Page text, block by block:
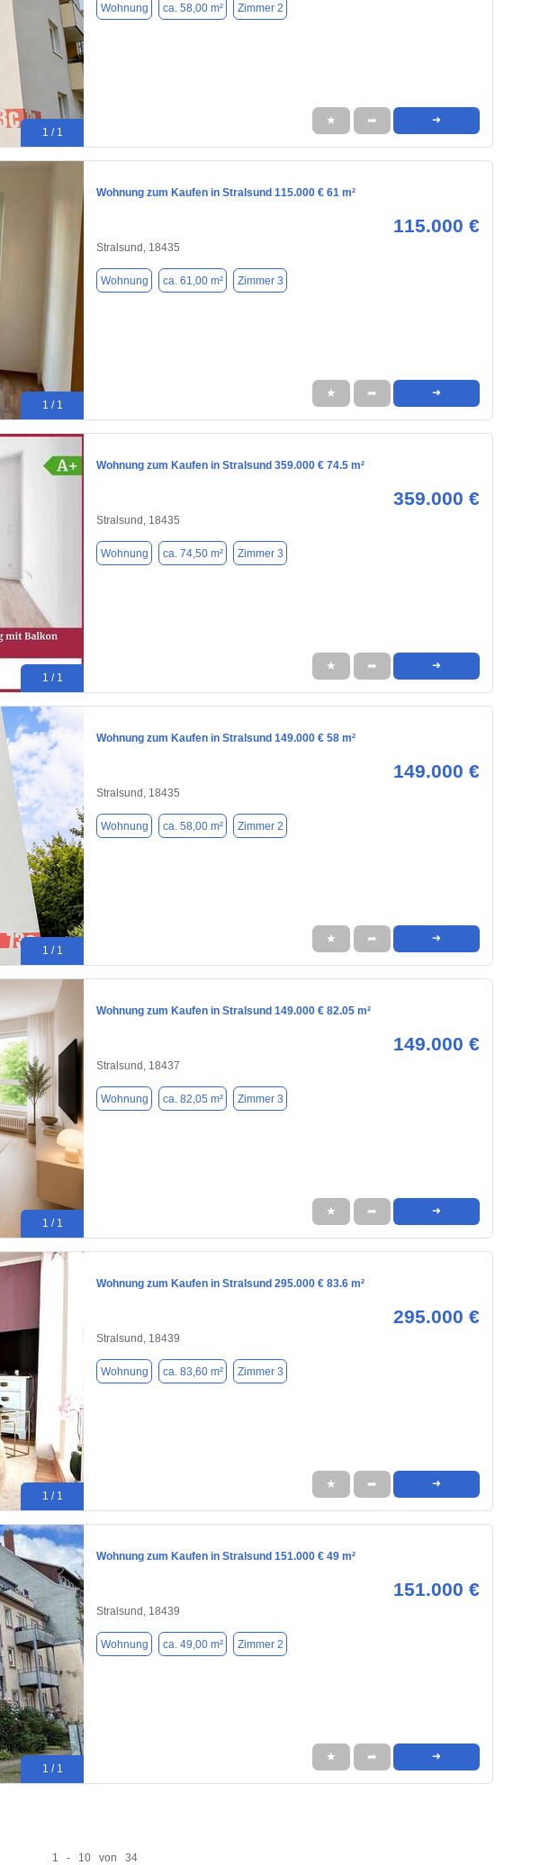
1 / 1
Wohnung ca. 58,00 m² Zimmer 2
★ ➦ ➜
1 / 1
Wohnung zum Kaufen in Stralsund 115.000 € 61 m²
115.000 €
Stralsund, 18435
Wohnung ca. 61,00 m² Zimmer 3
★ ➦ ➜
1 / 1
Wohnung zum Kaufen in Stralsund 359.000 € 74.5 m²
359.000 €
Stralsund, 18435
Wohnung ca. 74,50 m² Zimmer 3
★ ➦ ➜
1 / 1
Wohnung zum Kaufen in Stralsund 149.000 € 58 m²
149.000 €
Stralsund, 18435
Wohnung ca. 58,00 m² Zimmer 2
★ ➦ ➜
1 / 1
Wohnung zum Kaufen in Stralsund 149.000 € 82.05 m²
149.000 €
Stralsund, 18437
Wohnung ca. 82,05 m² Zimmer 3
★ ➦ ➜
1 / 1
Wohnung zum Kaufen in Stralsund 295.000 € 83.6 m²
295.000 €
Stralsund, 18439
Wohnung ca. 83,60 m² Zimmer 3
★ ➦ ➜
1 / 1
Wohnung zum Kaufen in Stralsund 151.000 € 49 m²
151.000 €
Stralsund, 18439
Wohnung ca. 49,00 m² Zimmer 2
★ ➦ ➜
1 - 10 von 34